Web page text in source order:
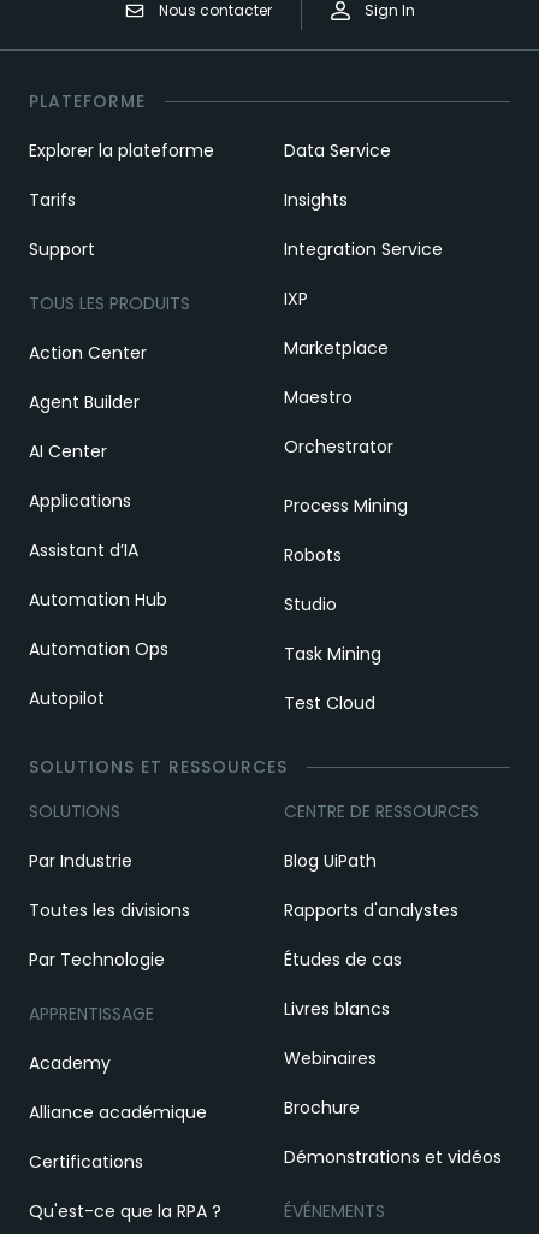
Nous contacter Sign In
PLATEFORME
Explorer la plateforme
Tarifs
Support
TOUS LES PRODUITS
Action Center
Agent Builder
AI Center
Applications
Assistant d’IA
Automation Hub
Automation Ops
Autopilot
Data Service
Insights
Integration Service
IXP
Marketplace
Maestro
Orchestrator
Process Mining
Robots
Studio
Task Mining
Test Cloud
SOLUTIONS ET RESSOURCES
SOLUTIONS
Par Industrie
Toutes les divisions
Par Technologie
APPRENTISSAGE
Academy
Alliance académique
Certifications
Qu'est-ce que la RPA ?
CENTRE DE RESSOURCES
Blog UiPath
Rapports d'analystes
Études de cas
Livres blancs
Webinaires
Brochure
Démonstrations et vidéos
ÉVÉNEMENTS